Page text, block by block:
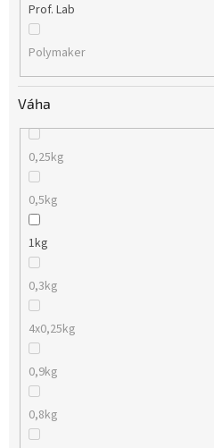
Prof. Lab
Polymaker
Váha
0,25kg
0,5kg
1kg
0,3kg
4x0,25kg
0,9kg
0,8kg